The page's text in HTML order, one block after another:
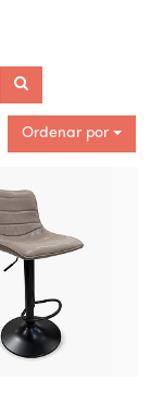
Ordenar por